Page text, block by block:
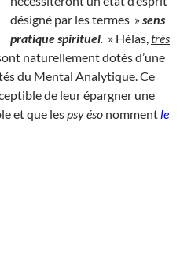
désigné par les termes »sens
pratique spirituel » Hélas, très
naturellement dotés d’une
du Mental Analytique. Ce
de leur épargner une
et que lespsy éso nomment le